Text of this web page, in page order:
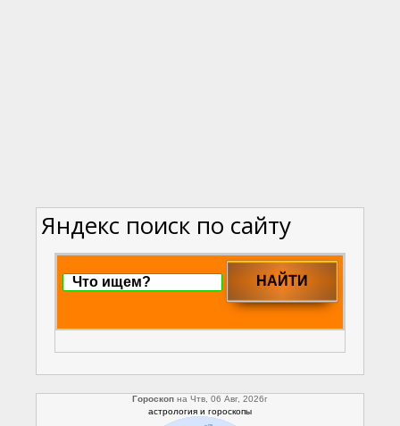
Яндекс поиск по сайту
Гороскоп на Чтв, 06 Авг, 2026г
астрология и гороскопы